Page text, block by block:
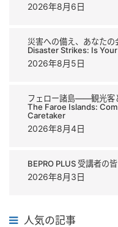
2026年8月6日
災害への備え、あなた
Disaster Strikes: Is
2026年8月5日
フェロー諸島――観光客
The Faroe Islands:
Caretaker
2026年8月4日
BEPRO PLUS 受講者の
2026年8月3日
人気の記事